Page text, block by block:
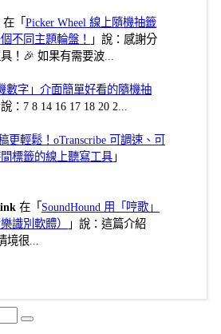
在「Picker Wheel 線上隨機抽籤
不同主題輪盤！
」說：感謝分
！🎉 如果有需要波...
數字」介面簡單好看的隨機抽
說：7 8 14 16 17 18 20 2...
更輕鬆！oTranscribe 可調速、可
標籤的線上聽寫工具 」
在「 SoundHound 用「哼歌」
識別軟體）
」說：這篇介紹
境很...
Search